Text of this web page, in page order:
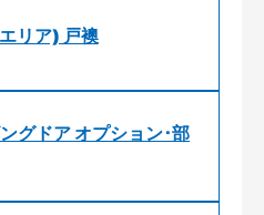
リア) 戸襖
グドア オプション･部